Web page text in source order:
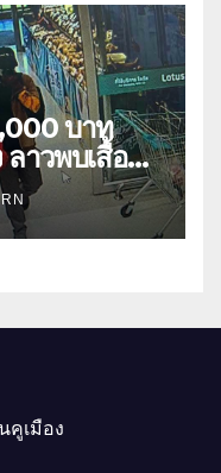
าวพบเสื้อผ้า
นทาง
คูเมือง